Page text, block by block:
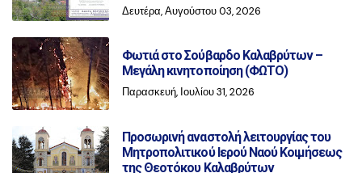
Δευτέρα, Αυγούστου 03, 2026
Φωτιά στο Σούβαρδο Καλαβρύτων –
Μεγάλη κινητοποίηση (ΦΩΤΟ)
Παρασκευή, Ιουλίου 31, 2026
Προσωρινή αναστολή λειτουργίας του
Μητροπολιτικού Ιερού Ναού Κοιμήσεως
της Θεοτόκου Καλαβρύτων